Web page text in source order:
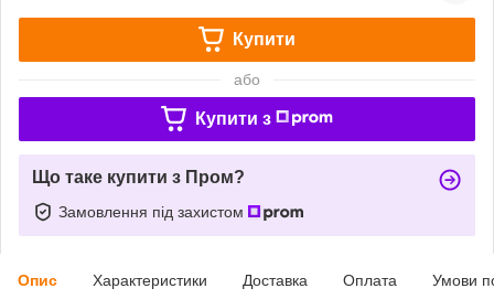
Купити
або
Купити з
Що таке купити з Пром?
Замовлення під захистом
Опис Характеристики Доставка Оплата Умови